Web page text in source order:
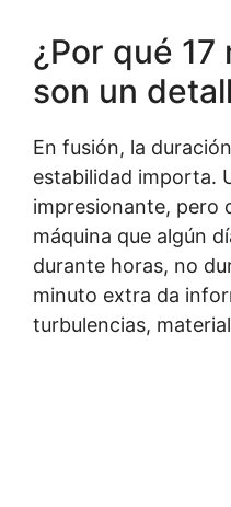
¿Por qué
son un
En fusión, la
estabilidad importa.
impresionante, pero
máquina que algún
durante horas, no
minuto extra da
turbulencias,